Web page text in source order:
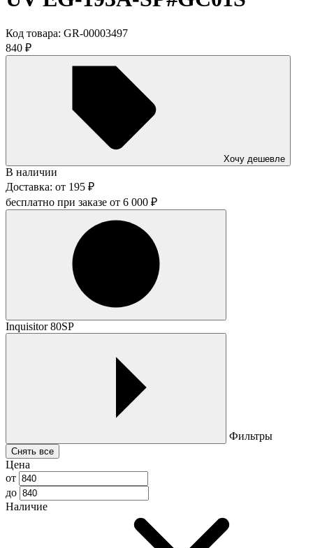
Код товара: GR-00003497
840 ₽
Хочу дешевле
В наличии
Доставка: от 195 ₽
бесплатно при заказе от 6 000 ₽
Inquisitor 80SP
Фильтры
Снять все
Цена
от
до
Наличие